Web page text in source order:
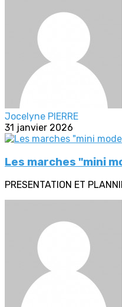
Jocelyne PIERRE
31 janvier 2026
Les marches "mini
PRESENTATION ET